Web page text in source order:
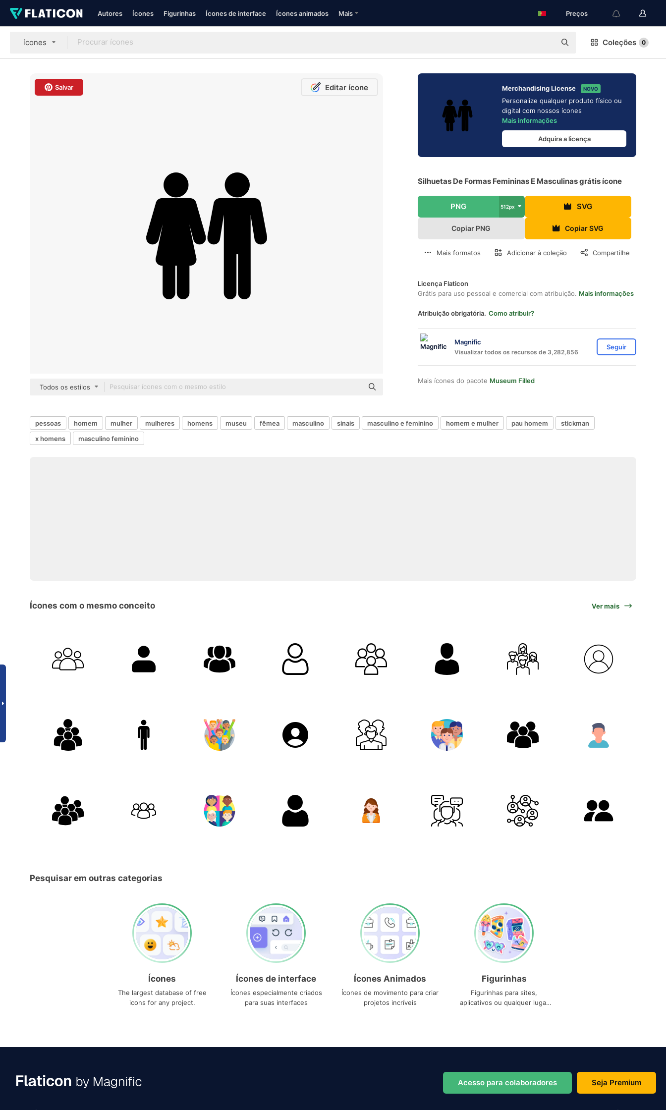
Autores Ícones Figurinhas Ícones de interface Ícones animados Mais Preços
ícones Coleções 0
Salvar Editar ícone
Todos os estilos
Merchandising License NOVO
Personalize qualquer produto físico ou
digital com nossos ícones
Mais informações
Adquira a licença
Silhuetas De Formas Femininas E Masculinas grátis ícone
PNG 512px SVG
Copiar PNG Copiar SVG
Mais formatos Adicionar à coleção Compartilhe
Licença Flaticon
Grátis para uso pessoal e comercial com atribuição. Mais informações
Atribuição obrigatória. Como atribuir?
Magnific
Visualizar todos os recursos de 3,282,856
Seguir
Mais ícones do pacote Museum Filled
pessoas homem mulher mulheres homens museu fêmea masculino sinais masculino e feminino homem e mulher pau homem
stickman
x homens
masculino feminino
Ícones com o mesmo conceito Ver mais
Pesquisar em outras categorias
Ícones
The largest database of free
icons for any project.
Ícones de interface
Ícones especialmente criados
para suas interfaces
Ícones Animados
Ícones de movimento para criar
projetos incríveis
Figurinhas
Figurinhas para sites,
aplicativos ou qualquer lugar
Acesso para colaboradores Seja Premium